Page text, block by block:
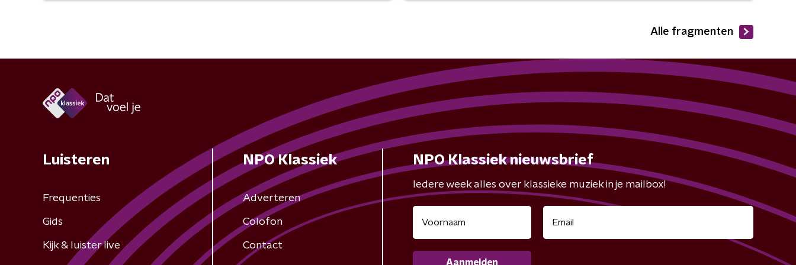
Alle fragmenten
Luisteren
Frequenties
Gids
Kijk & luister live
NPO Klassiek
Adverteren
Colofon
Contact
NPO Klassiek nieuwsbrief
Iedere week alles over klassieke muziek in je mailbox!
Aanmelden